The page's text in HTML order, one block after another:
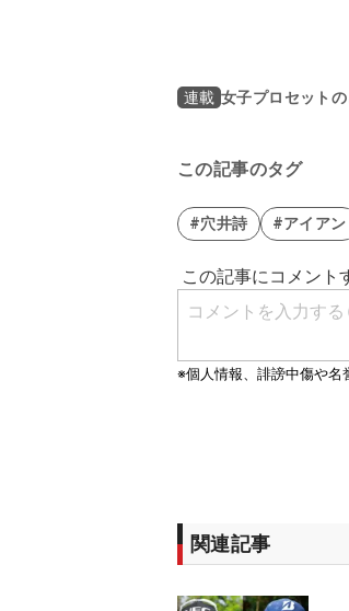
連載 女子プロセット
この記事のタグ
#穴井詩 #アイアン
関連記事